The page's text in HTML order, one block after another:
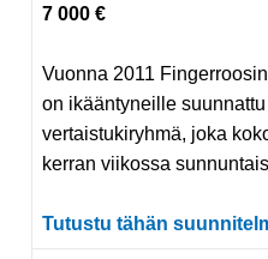
7 000 €
Vuonna 2011
on ikääntyneille
vertaistukiryhmä, joka
kerran viikossa
Tutustu tähän